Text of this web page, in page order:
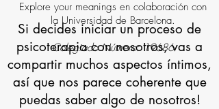
Explore your meanings en colaboración con
la Universidad de Barcelona.
Colegiado Número: 19686
Si decides iniciar un proceso de
psicoterapia con nosotros, vas a
compartir muchos aspectos íntimos,
así que nos parece coherente que
puedas saber algo de nosotros!